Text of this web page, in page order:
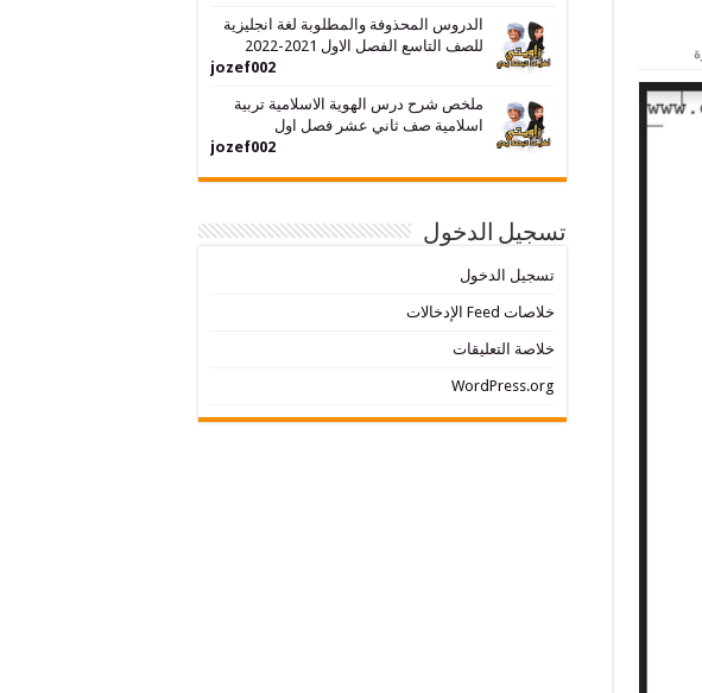
الدروس المحذوفة والمطلوبة لغة انجليزية
للصف التاسع الفصل الاول 2021-2022
jozef002
ملخص شرح درس الهوية الاسلامية تربية
اسلامية صف ثاني عشر فصل اول
jozef002
تسجيل الدخول
تسجيل الدخول
خلاصات Feed الإدخالات
خلاصة التعليقات
WordPress.org